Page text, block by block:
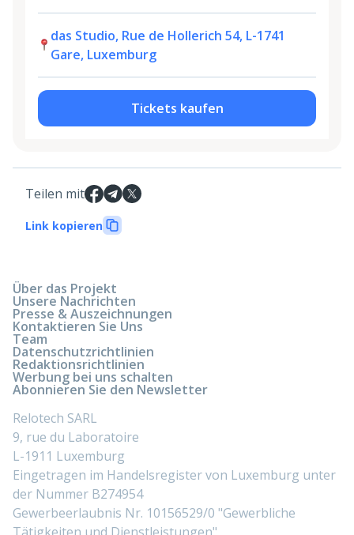
das Studio, Rue de Hollerich 54, L-1741
Gare, Luxemburg
Tickets kaufen
Teilen mit
Link kopieren
Über das Projekt
Unsere Nachrichten
Presse & Auszeichnungen
Kontaktieren Sie Uns
Team
Datenschutzrichtlinien
Redaktionsrichtlinien
Werbung bei uns schalten
Abonnieren Sie den Newsletter
Relotech SARL
9, rue du Laboratoire
L-1911 Luxemburg
Eingetragen im Handelsregister von Luxemburg unter
der Nummer B274954
Gewerbeerlaubnis Nr. 10156529/0 "Gewerbliche